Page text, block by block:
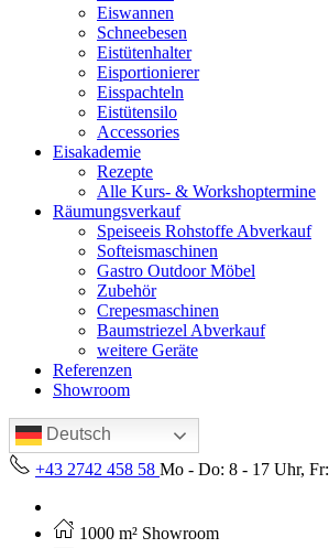
Eiswannen
Schneebesen
Eistütenhalter
Eisportionierer
Eisspachteln
Eistütensilo
Accessories
Eisakademie
Rezepte
Alle Kurs- & Workshoptermine
Räumungsverkauf
Speiseeis Rohstoffe Abverkauf
Softeismaschinen
Gastro Outdoor Möbel
Zubehör
Crepesmaschinen
Baumstriezel Abverkauf
weitere Geräte
Referenzen
Showroom
Deutsch
+43 2742 458 58 Mo - Do: 8 - 17 Uhr,
1000 m² Showroom